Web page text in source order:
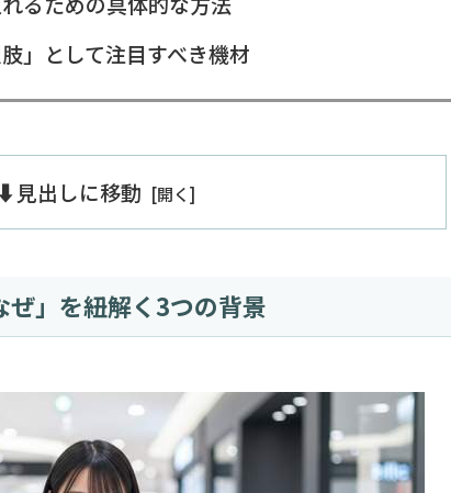
」として注目すべき機材
⬇️見出しに移動
」を紐解く3つの背景